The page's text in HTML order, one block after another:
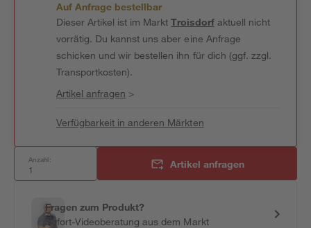
Auf Anfrage bestellbar
Dieser Artikel ist im MarktTroisdorfaktuell nicht
vorrätig. Du kannst uns aber eine Anfrage
schicken und wir bestellen ihn für dich (ggf. zzgl.
Transportkosten).
Artikel anfragen >
Verfügbarkeit in anderen Märkten
Anzahl: Artikel anfragen
Fragen zum Produkt?
Sofort-Videoberatung aus dem Markt